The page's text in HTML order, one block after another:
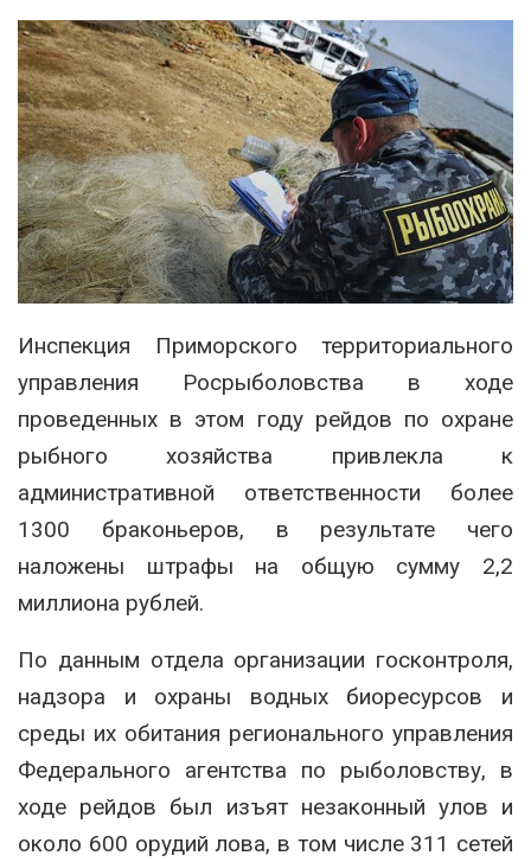
Инспекция Приморского территориального
управления Росрыболовства в ходе
проведенных в этом году рейдов по охране
рыбного хозяйства привлекла к
административной ответственности более
1300 браконьеров, в результате чего
наложены штрафы на общую сумму 2,2
миллиона рублей.
По данным отдела организации госконтроля,
надзора и охраны водных биоресурсов и
среды их обитания регионального управления
Федерального агентства по рыболовству, в
ходе рейдов был изъят незаконный улов и
около 600 орудий лова, в том числе 311 сетей